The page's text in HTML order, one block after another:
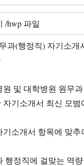
/hwp 파일
과(행정직) 자기소개
및 대학병원 원무
자기소개서 최신 모범
소개서 항목에 맞추
정직에 걸맞는 역